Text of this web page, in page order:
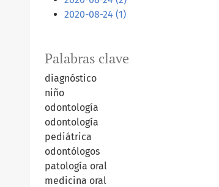
2020-08-24 (1)
Palabras clave
diagnóstico
niño
odontología
odontología
pediátrica
odontólogos
patología oral
medicina oral